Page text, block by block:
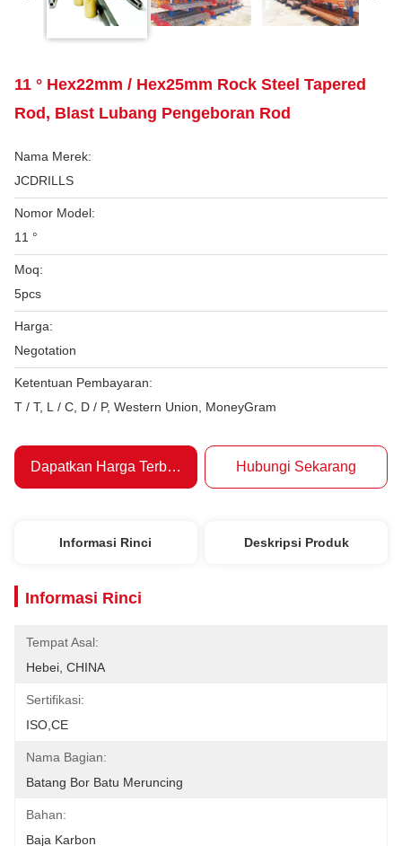
11 ° Hex22mm / Hex25mm Rock Steel Tapered
Rod, Blast Lubang Pengeboran Rod
Nama Merek:
JCDRILLS
Nomor Model:
11 °
Moq:
5pcs
Harga:
Negotation
Ketentuan Pembayaran:
T / T, L / C, D / P, Western Union, MoneyGram
Dapatkan Harga Terbaik Hubungi Sekarang
Informasi Rinci Deskripsi Produk
Informasi Rinci
Tempat Asal:
Hebei, CHINA
Sertifikasi:
ISO,CE
Nama Bagian:
Batang Bor Batu Meruncing
Bahan:
Baja Karbon